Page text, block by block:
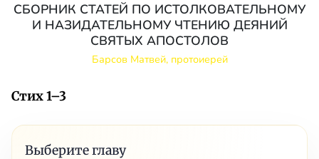
СБОРНИК СТАТЕЙ ПО ИСТОЛКОВАТЕЛЬНОМУ
И НАЗИДАТЕЛЬНОМУ ЧТЕНИЮ ДЕЯНИЙ
СВЯТЫХ АПОСТОЛОВ
Барсов Матвей, протоиерей
Стих 1–3
Выберите главу